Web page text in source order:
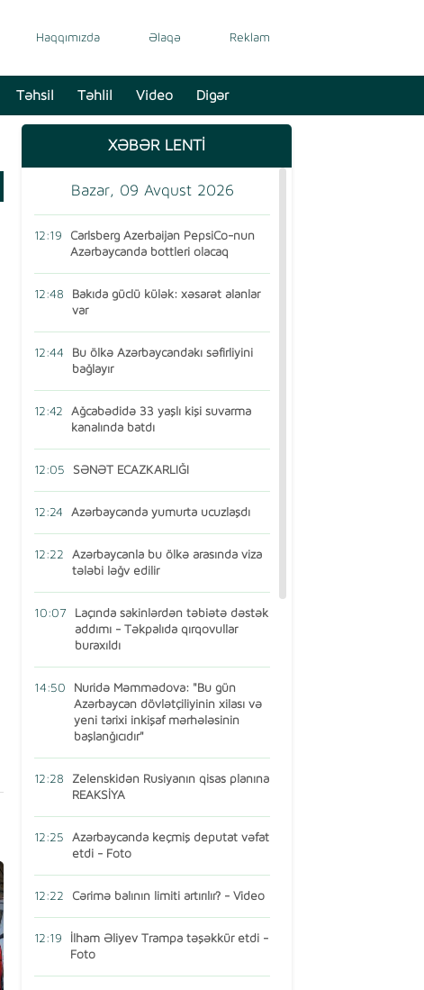
Haqqımızda Əlaqə Reklam
Təhsil Təhlil Video Digər
XƏBƏR LENTİ
Bazar, 09 Avqust 2026
12:19
Carlsberg Azerbaijan PepsiCo-nun
Azərbaycanda bottleri olacaq
12:48
Bakıda güclü külək: xəsarət alanlar
var
12:44
Bu ölkə Azərbaycandakı səfirliyini
bağlayır
12:42
Ağcabədidə 33 yaşlı kişi suvarma
kanalında batdı
12:05 SƏNƏT ECAZKARLIĞI
12:24 Azərbaycanda yumurta ucuzlaşdı
12:22
Azərbaycanla bu ölkə arasında viza
tələbi ləğv edilir
10:07
Laçında sakinlərdən təbiətə dəstək
addımı - Təkpalıda qırqovullar
buraxıldı
14:50
Nuridə Məmmədova: "Bu gün
Azərbaycan dövlətçiliyinin xilası və
yeni tarixi inkişaf mərhələsinin
başlanğıcıdır"
12:28
Zelenskidən Rusiyanın qisas planına
REAKSİYA
12:25
Azərbaycanda keçmiş deputat vəfat
etdi - Foto
12:22 Cərimə balının limiti artırılır? - Video
12:19
İlham Əliyev Trampa təşəkkür etdi -
Foto